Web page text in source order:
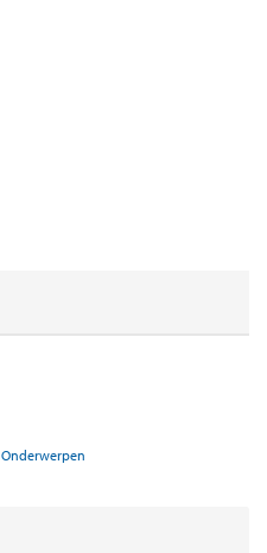
Onderwerpen